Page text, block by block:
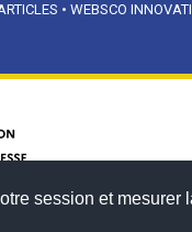
session et mesurer
• WEBSCO